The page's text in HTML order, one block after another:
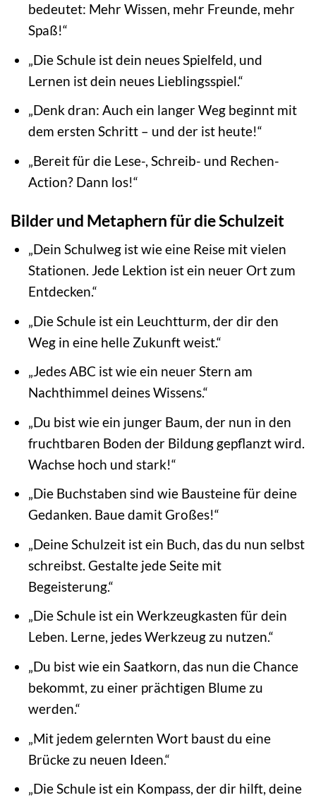
bedeutet: Mehr Wissen, mehr Freunde, mehr
Spaß!“
„Die Schule ist dein neues Spielfeld, und
Lernen ist dein neues Lieblingsspiel.“
„Denk dran: Auch ein langer Weg beginnt mit
dem ersten Schritt – und der ist heute!“
„Bereit für die Lese-, Schreib- und Rechen-
Action? Dann los!“
Bilder und Metaphern für die Schulzeit
„Dein Schulweg ist wie eine Reise mit vielen
Stationen. Jede Lektion ist ein neuer Ort zum
Entdecken.“
„Die Schule ist ein Leuchtturm, der dir den
Weg in eine helle Zukunft weist.“
„Jedes ABC ist wie ein neuer Stern am
Nachthimmel deines Wissens.“
„Du bist wie ein junger Baum, der nun in den
fruchtbaren Boden der Bildung gepflanzt wird.
Wachse hoch und stark!“
„Die Buchstaben sind wie Bausteine für deine
Gedanken. Baue damit Großes!“
„Deine Schulzeit ist ein Buch, das du nun selbst
schreibst. Gestalte jede Seite mit
Begeisterung.“
„Die Schule ist ein Werkzeugkasten für dein
Leben. Lerne, jedes Werkzeug zu nutzen.“
„Du bist wie ein Saatkorn, das nun die Chance
bekommt, zu einer prächtigen Blume zu
werden.“
„Mit jedem gelernten Wort baust du eine
Brücke zu neuen Ideen.“
„Die Schule ist ein Kompass, der dir hilft, deine